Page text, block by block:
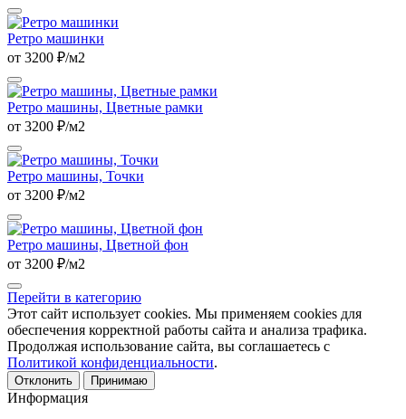
Ретро машинки
от 3200 ₽/м2
Ретро машины, Цветные рамки
от 3200 ₽/м2
Ретро машины, Точки
от 3200 ₽/м2
Ретро машины, Цветной фон
от 3200 ₽/м2
Перейти в категорию
Этот сайт использует cookies. Мы применяем cookies для
обеспечения корректной работы сайта и анализа трафика.
Продолжая использование сайта, вы соглашаетесь с
Политикой конфиденциальности.
Отклонить Принимаю
Информация